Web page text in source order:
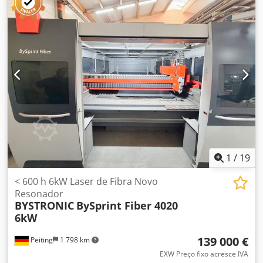
mínimo – venda garantida ao lance mais alto! DETALHES
TÉCNICOS Potência do laser: 6.000 W Formato da chapa:
4.000 mm x 2.000 mm DETALHES DA MÁQUINA Tipo de
controlo: Controlo CNC Tipo de laser: Laser de fibra
Fabricante da fonte laser: IPG Modelo da fonte laser: YLR
Horas de funcionamento: 3.200 h EQUIPAMENTO Cabeçal
de corte QBM Precitec Cedjzldx Sjpfx Ak Dorf Unidade de
arrefecimento Sistema de extração de fumos Sistema de
extração de pó
1 / 19
Peiting 1 798 km
< 600 h 6kW Laser de Fibra Novo
Resonador
BYSTRONIC BySprint Fiber 4020
6kW
139 000 €
EXW Preço fixo acresce IVA